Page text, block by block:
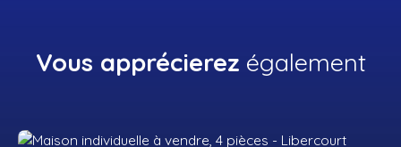
Vous apprécierez également